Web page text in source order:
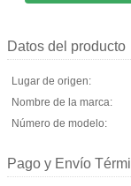
Datos del producto
Lugar de origen:
Nombre de la marca:
Número de modelo:
Pago y Envío